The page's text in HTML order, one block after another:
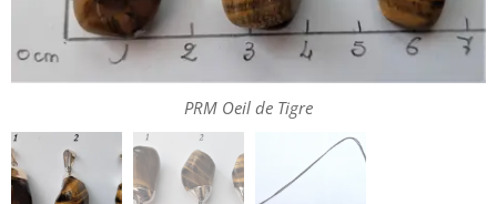
PRM Oeil de Tigre
PRM Oeil de Tigre